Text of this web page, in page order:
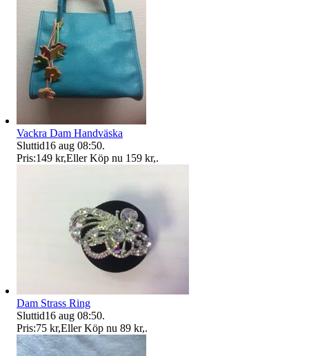
Vackra Dam Handväska
Sluttid16 aug 08:50.
Pris:149 kr,Eller Köp nu 159 kr,.
Dam Strass Ring
Sluttid16 aug 08:50.
Pris:75 kr,Eller Köp nu 89 kr,.